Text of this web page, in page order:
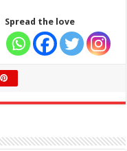
Spread the love